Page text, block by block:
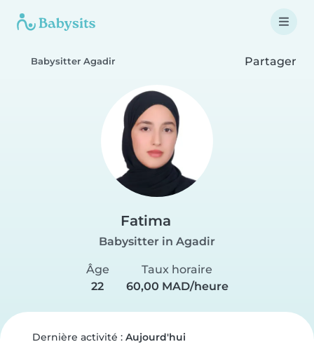
Babysitter Agadir Partager
Fatima
Babysitter in Agadir
Âge
22
Taux horaire
60,00 MAD/heure
Dernière activité : Aujourd'hui